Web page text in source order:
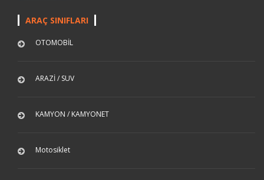
ARAÇ SINIFLARI
OTOMOBİL
ARAZİ / SUV
KAMYON / KAMYONET
Motosiklet